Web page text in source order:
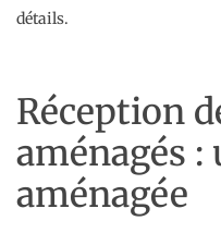
détails.
Réception
aménagés :
aménagée